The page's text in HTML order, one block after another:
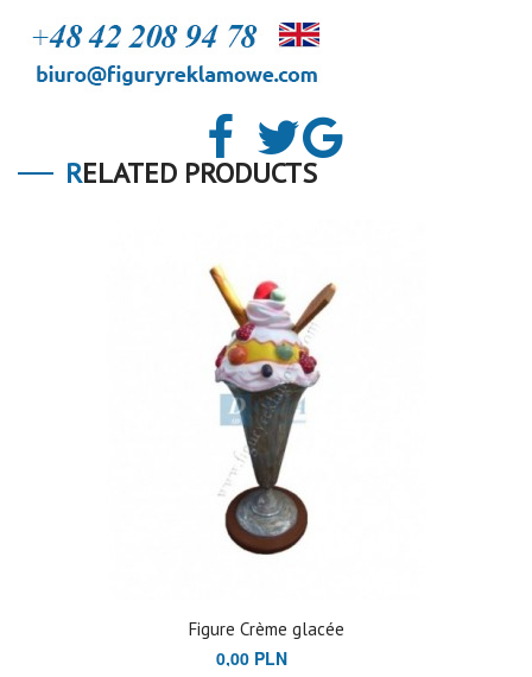
RELATED PRODUCTS
Figure Crème glacée
0,00 PLN